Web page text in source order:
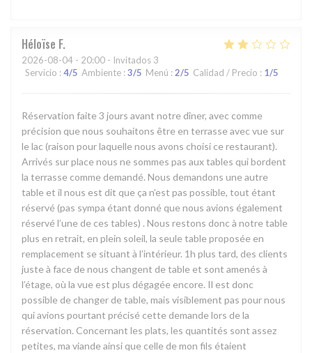
Héloïse F
2026-08-04 - 20:00 - Invitados 3
Servicio : 4/5 Ambiente : 3/5 Menú : 2/5 Calidad / Precio : 1/5
Réservation faite 3 jours avant notre dîner, avec comme
précision que nous souhaitons être en terrasse avec vue sur
le lac (raison pour laquelle nous avons choisi ce restaurant).
Arrivés sur place nous ne sommes pas aux tables qui bordent
la terrasse comme demandé. Nous demandons une autre
table et il nous est dit que ça n’est pas possible, tout étant
réservé (pas sympa étant donné que nous avions également
réservé l’une de ces tables) . Nous restons donc à notre table
plus en retrait, en plein soleil, la seule table proposée en
remplacement se situant à l’intérieur. 1h plus tard, des clients
juste à face de nous changent de table et sont amenés à
l’étage, où la vue est plus dégagée encore. Il est donc
possible de changer de table, mais visiblement pas pour nous
qui avions pourtant précisé cette demande lors de la
réservation. Concernant les plats, les quantités sont assez
petites, ma viande ainsi que celle de mon fils étaient